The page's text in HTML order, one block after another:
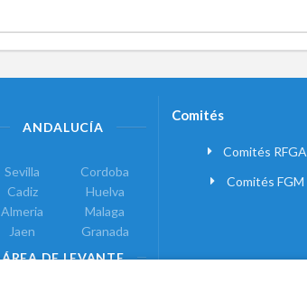
ANDALUCÍA
Sevilla
Cadiz
Almeria
Jaen
Cordoba
Huelva
Malaga
Granada
ÁREA DE LEVANTE
Comités
Comités RFGA
Comités FGM